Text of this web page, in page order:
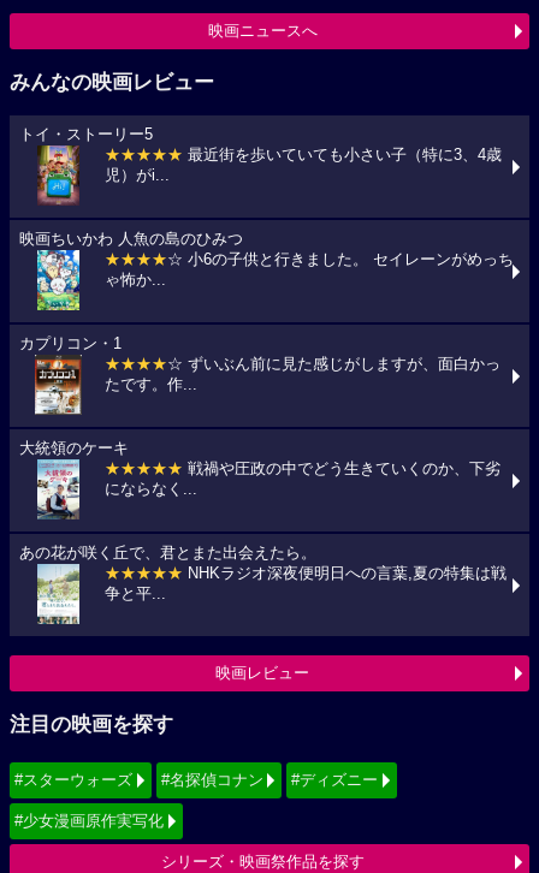
映画ニュースへ
みんなの映画レビュー
トイ・ストーリー5
★★★★★ 最近街を歩いていても小さい子（特に3、4歳
児）がi...
映画ちいかわ 人魚の島のひみつ
★★★★☆ 小6の子供と行きました。 セイレーンがめっち
ゃ怖か...
カプリコン・1
★★★★☆ ずいぶん前に見た感じがしますが、面白かっ
たです。作...
大統領のケーキ
★★★★★ 戦禍や圧政の中でどう生きていくのか、下劣
にならなく...
あの花が咲く丘で、君とまた出会えたら。
★★★★★ NHKラジオ深夜便明日への言葉,夏の特集は戦
争と平...
映画レビュー
注目の映画を探す
#スターウォーズ #名探偵コナン #ディズニー
#少女漫画原作実写化
シリーズ・映画祭作品を探す